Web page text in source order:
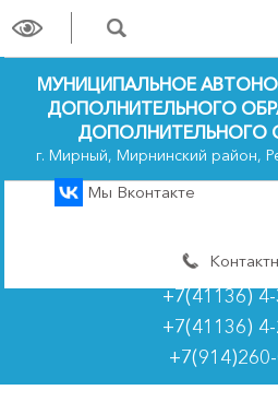
МУНИЦИПАЛЬНОЕ
ДОПОЛНИТЕЛЬНОГО
ДОПОЛНИТЕЛЬНОГО
г. Мирный, Мирнинский район,
Мы Вконтакте
+7(41136)
+7(41136)